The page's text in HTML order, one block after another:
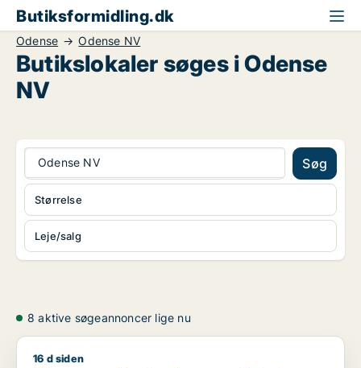
Butiksformidling.dk
Odense Odense NV
Butikslokaler søges i Odense
NV
Odense NV Søg
Leje/salg
Størrelse
8 aktive søgeannoncer lige nu
Klaus søger kontor, lager, værksted, butik,
16 d siden